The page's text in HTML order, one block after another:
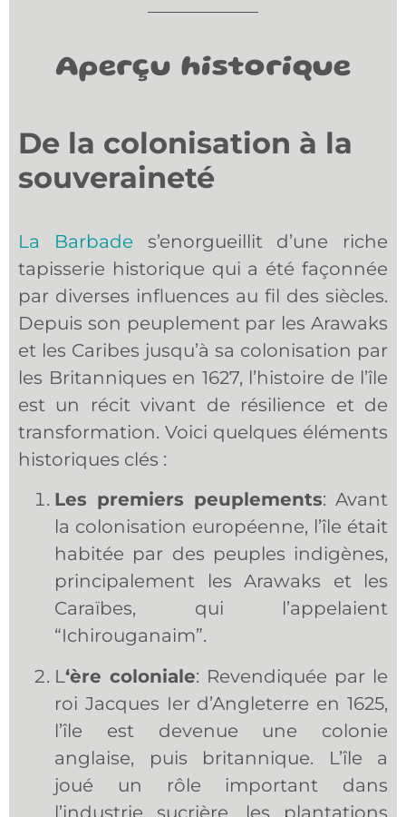
Aperçu historique
De la colonisation à la
souveraineté
La Barbades’enorgueillit d’une riche
tapisserie historique qui a été façonnée
par diverses influences au fil des siècles.
Depuis son peuplement par les Arawaks
et les Caribes jusqu’à sa colonisation par
les Britanniques en 1627, l’histoire de l’île
est un récit vivant de résilience et de
transformation. Voici quelques éléments
historiques clés :
Les premiers peuplements: Avant
la colonisation européenne, l’île était
habitée par des peuples indigènes,
principalement les Arawaks et les
Caraïbes, qui l’appelaient
“Ichirouganaim”.
L‘ère coloniale: Revendiquée par le
roi Jacques Ier d’Angleterre en 1625,
l’île est devenue une colonie
anglaise, puis britannique. L’île a
joué un rôle important dans
l’industrie sucrière, les plantations